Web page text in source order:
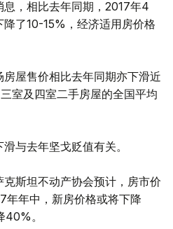
，相比去年同期，2017年4
了10-15%，经济适用房价格
屋售价相比去年同期亦下滑近
室及四室二手房屋的全国平均
与去年坚戈贬值有关。
斯坦不动产协会预计，房市价
年年中，新房价格或将下降
。